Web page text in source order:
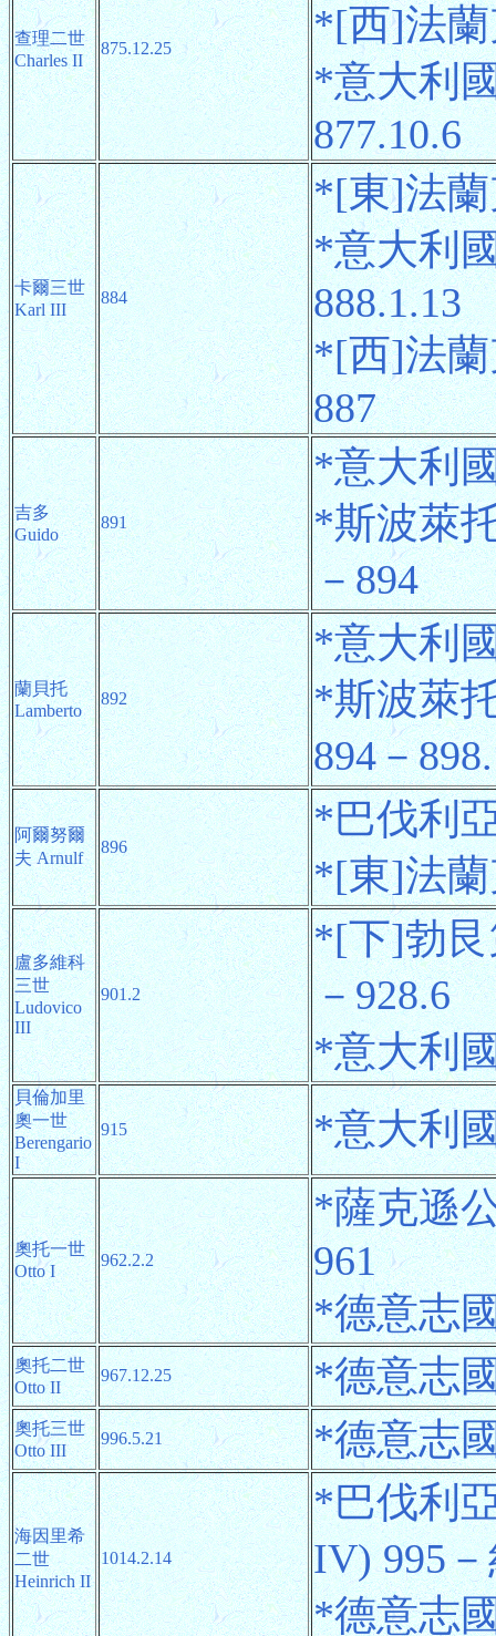
查理二世
Charles II
875.12.25
*[西]法蘭
*意大利
877.10.6
卡爾三世
Karl III
884
*[東]法蘭
*意大利
888.1.13
*[西]法蘭
887
吉多
Guido
891
*意大利
*斯波萊
－894
蘭貝托
Lamberto
892
*意大利
*斯波萊
894－
阿爾努爾
夫 Arnulf
896
*巴伐利
*[東]法蘭
盧多維科
三世
Ludovico
III
901.2
*[下]勃艮
－928.6
*意大利
貝倫加里
奧一世
Berengario
I
915 *意大利
奧托一世
Otto I
962.2.2
*薩克遜
961
*德意志
奧托二世
Otto II
967.12.25 *德意志
奧托三世
Otto III
996.5.21 *德意志
海因里希
二世
Heinrich II
1014.2.14
*巴伐利
IV) 995－
*德意志